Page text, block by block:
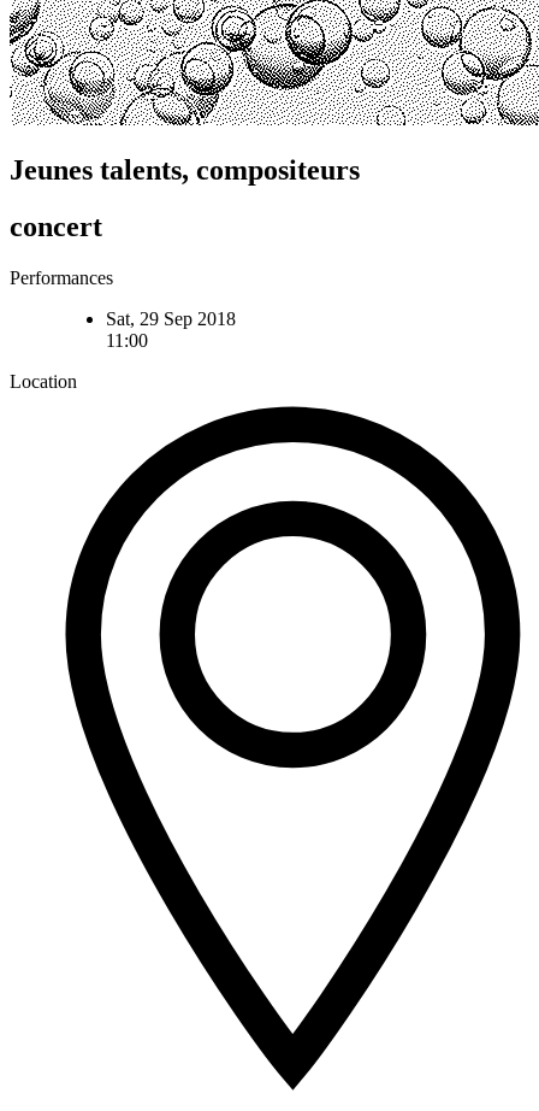
Jeunes talents, compositeurs
concert
Performances
Sat, 29 Sep 2018
11:00
Location